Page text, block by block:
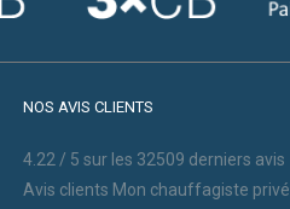
NOS AVIS CLIENTS
4.22 / 5 sur les 32509 derniers avis
Avis clients Mon chauffagiste privé |